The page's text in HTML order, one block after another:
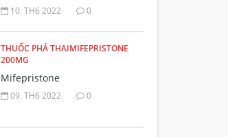
10. TH6 2022 0
THUỐC PHÁ THAIMIFEPRISTONE
200MG
Mifepristone
09. TH6 2022 0